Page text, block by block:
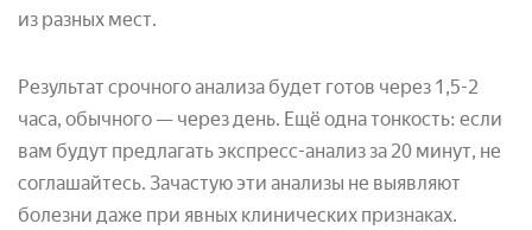
из разных мест.
Результат срочного анализа будет готов через 1,5-2
часа, обычного — через день. Ещё одна тонкость: если
вам будут предлагать экспресс-анализ за 20 минут, не
соглашайтесь. Зачастую эти анализы не выявляют
болезни даже при явных клинических признаках.